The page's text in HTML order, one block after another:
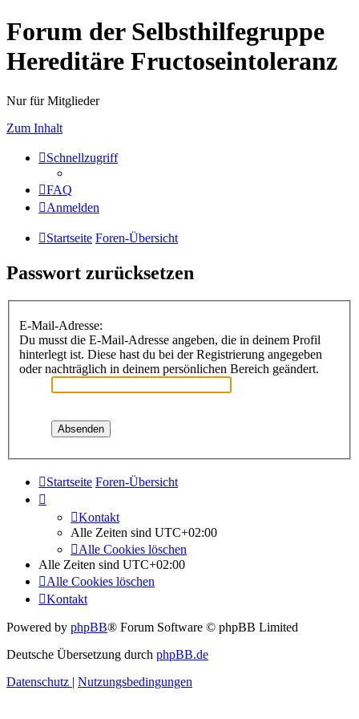
Forum der Selbsthilfegruppe
Hereditäre Fructoseintoleranz
Nur für Mitglieder
Zum Inhalt
Schnellzugriff
FAQ
Anmelden
Startseite Foren-Übersicht
Passwort zurücksetzen
E-Mail-Adresse:
Du musst die E-Mail-Adresse angeben, die in deinem Profil
hinterlegt ist. Diese hast du bei der Registrierung angegeben
oder nachträglich in deinem persönlichen Bereich geändert.
Startseite Foren-Übersicht
Kontakt
Alle Zeiten sind UTC+02:00
Alle Cookies löschen
Alle Zeiten sind UTC+02:00
Alle Cookies löschen
Kontakt
Powered by phpBB® Forum Software © phpBB Limited
Deutsche Übersetzung durch phpBB.de
Datenschutz | Nutzungsbedingungen